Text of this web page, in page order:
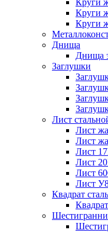
Круги
Круги
Круги
Днища
Днища
Заглушки
Лист
Лист
Лист
Лист
Лист
Лист
Лист
Квадрат